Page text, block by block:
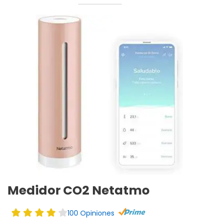
Medidor CO2 Netatmo
100 Opiniones